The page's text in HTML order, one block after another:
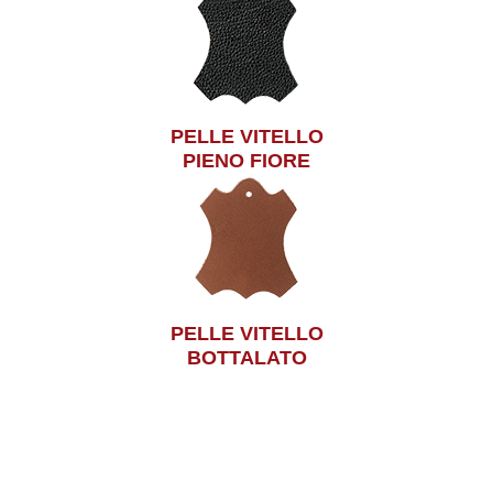
PELLE VITELLO
PIENO FIORE
PELLE VITELLO
BOTTALATO